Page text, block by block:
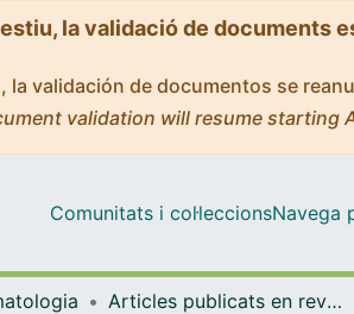
la validació de documents
la validación de documentos se
validation will resume starting
Comunitats i col·leccionsNavega
Articles publicats en revistes (Odontoestomatologia)